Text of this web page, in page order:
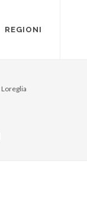
REGIONI
Loreglia